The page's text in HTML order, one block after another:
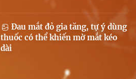
Đau mắt đỏ gia tăng, tự ý dùng
thuốc có thể khiến mờ mắt kéo
dài